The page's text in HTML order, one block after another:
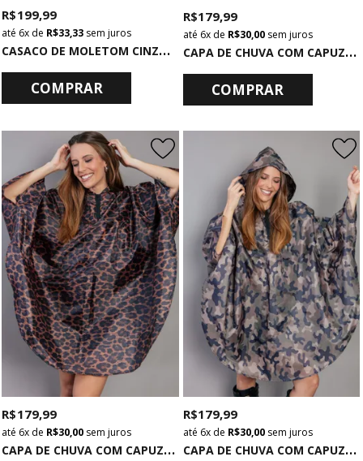
C
ASACO DE MOLETOM CINZA K-POP LOVER
R$ 199,99
6x de R$ 33,33 sem juros
COMPRAR
C
APA DE CHUVA COM CAPUZ DE POÁ ROSA E VERMELHO
R$ 179,99
6xde R$ 30,00sem juros
COMPRAR
C
APA DE CHUVA COM CAPUZ DE ONCINHA
R$ 179,99
6x de R$ 30,00 sem juros
C
APA DE CHUVA COM CAPUZ CAMUFLADO
R$ 179,99
6xde R$ 30,00sem juros